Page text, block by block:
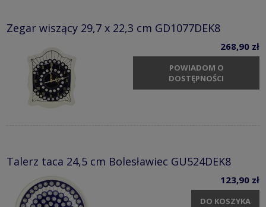
Zegar wiszący 29,7 x 22,3 cm GD1077DEK8
268,90 zł
POWIADOM O
DOSTĘPNOŚCI
Talerz taca 24,5 cm Bolesławiec GU524DEK8
123,90 zł
DO KOSZYKA